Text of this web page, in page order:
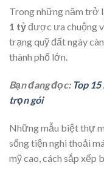
Trong những năm trở
1 tỷđược ưa chuộng
trạng quỹ đất ngày
thành phố lớn.
Bạn đang đọc: Top
trọn gói
Những mẫu biệt thự
sống tiện nghi thoải
mỹ cao, cách sắp xếp